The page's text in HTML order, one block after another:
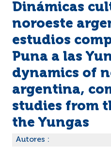
Dinámicas
noroeste
estudios
Puna a las
dynamics of
argentina,
studies from
the Yungas
Autores :